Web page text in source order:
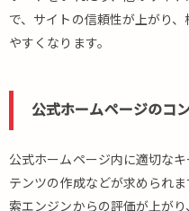
活
用
ス
サ
ン
で、サイトの信頼性が上がり
やすくなります。
公式ホームページのコ
公式ホームページ内に適切な
テンツの作成などが求められ
索エンジンからの評価が上が